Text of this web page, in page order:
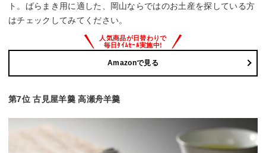
ト。ばらまき用に適した、岡山ならではのお土産を探している方
はチェックしてみてください。
Amazonで見る
第7位 古見屋羊羹 高瀬舟羊羹